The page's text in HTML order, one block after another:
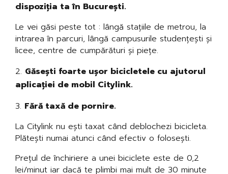
dispoziția ta în București.
Le vei găsi peste tot : lângă stațiile de metrou, la
intrarea în parcuri, lângă campusurile studențești și
licee, centre de cumpărături și piețe.
Găsești foarte ușor bicicletele cu ajutorul
aplicației de mobil Citylink.
Fără taxă de pornire.
La Citylink nu ești taxat când deblochezi bicicleta.
Plătești numai atunci când efectiv o folosești.
Prețul de închiriere a unei biciclete este de 0,2
lei/minut iar dacă te plimbi mai mult de 30 minute